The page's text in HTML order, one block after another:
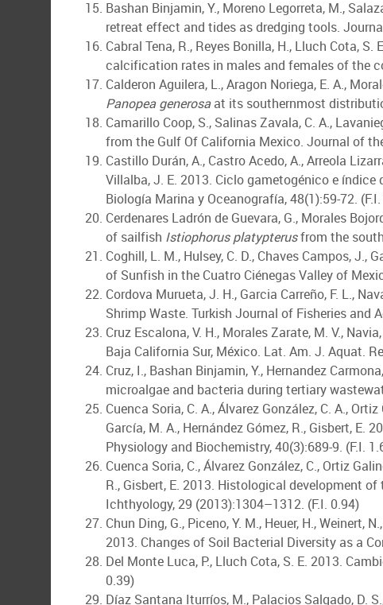
Bashan Binjamin, Y., Moreno Legorreta, M.,
retreat effect and tides as dredging tools.
Cabral Tena, R., Reyes Bonilla, H., Lluch Cota, S.
calcification rates in males and females of the
Calderon Aguilera, L., Aragon Noriega, E. A.,
Panopea generosaat its southernmost
Camarillo Coop, S., Salinas Zavala, C. A.,
from the Gulf Of California Mexico. Journal of
Castillo Durán, A., Castro Acedo, A., Arreola
Villalba, J. E. 2013. Ciclo gametogénico e índice
Biología Marina y Oceanografía, 48(1):59-72.
Cerdenares Ladrón de Guevara, G., Morales
of sailfish Istiophorus platypterusfrom the
Coghill, L. M., Hulsey, C. D., Chaves Campos,
of Sunfish in the Cuatro Ciénegas Valley of
Cordova Murueta, J. H., Garcia Carreño, F. L.,
Shrimp Waste. Turkish Journal of Fisheries and
Cruz Escalona, V. H., Morales Zarate, M. V.,
Baja California Sur, México. Lat. Am. J. Aquat.
Cruz, I., Bashan Binjamin, Y., Hernandez
microalgae and bacteria during tertiary
Cuenca Soria, C. A., Álvarez González, C. A.,
García, M. A., Hernández Gómez, R., Gisbert,
Physiology and Biochemistry, 40(3):689-9. (F.I.
Cuenca Soria, C., Álvarez González, C., Ortiz
R., Gisbert, E. 2013. Histological development
Ichthyology, 29 (2013):1304–1312. (F.I. 0.94)
Chun Ding, G., Piceno, Y. M., Heuer, H., Weinert,
2013. Changes of Soil Bacterial Diversity as a
Del Monte Luca, P., Lluch Cota, S. E. 2013.
0.39)
Díaz Santana Iturríos, M., Palacios Salgado, D.